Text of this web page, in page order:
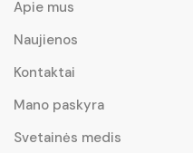
Apie mus
Naujienos
Kontaktai
Mano paskyra
Svetainės medis